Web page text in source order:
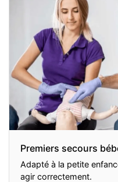
Premiers secours
Adapté à la petite
agir correctement.